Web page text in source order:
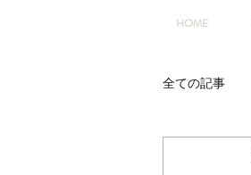
HOME
全ての記事